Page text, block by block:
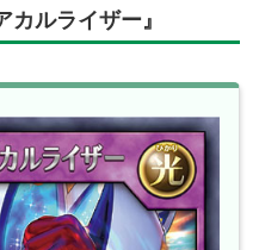
カルライザー』